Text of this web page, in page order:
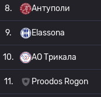
8. Антуполи
9. Elassona
10. АО Трикала
11. Proodos Rogon